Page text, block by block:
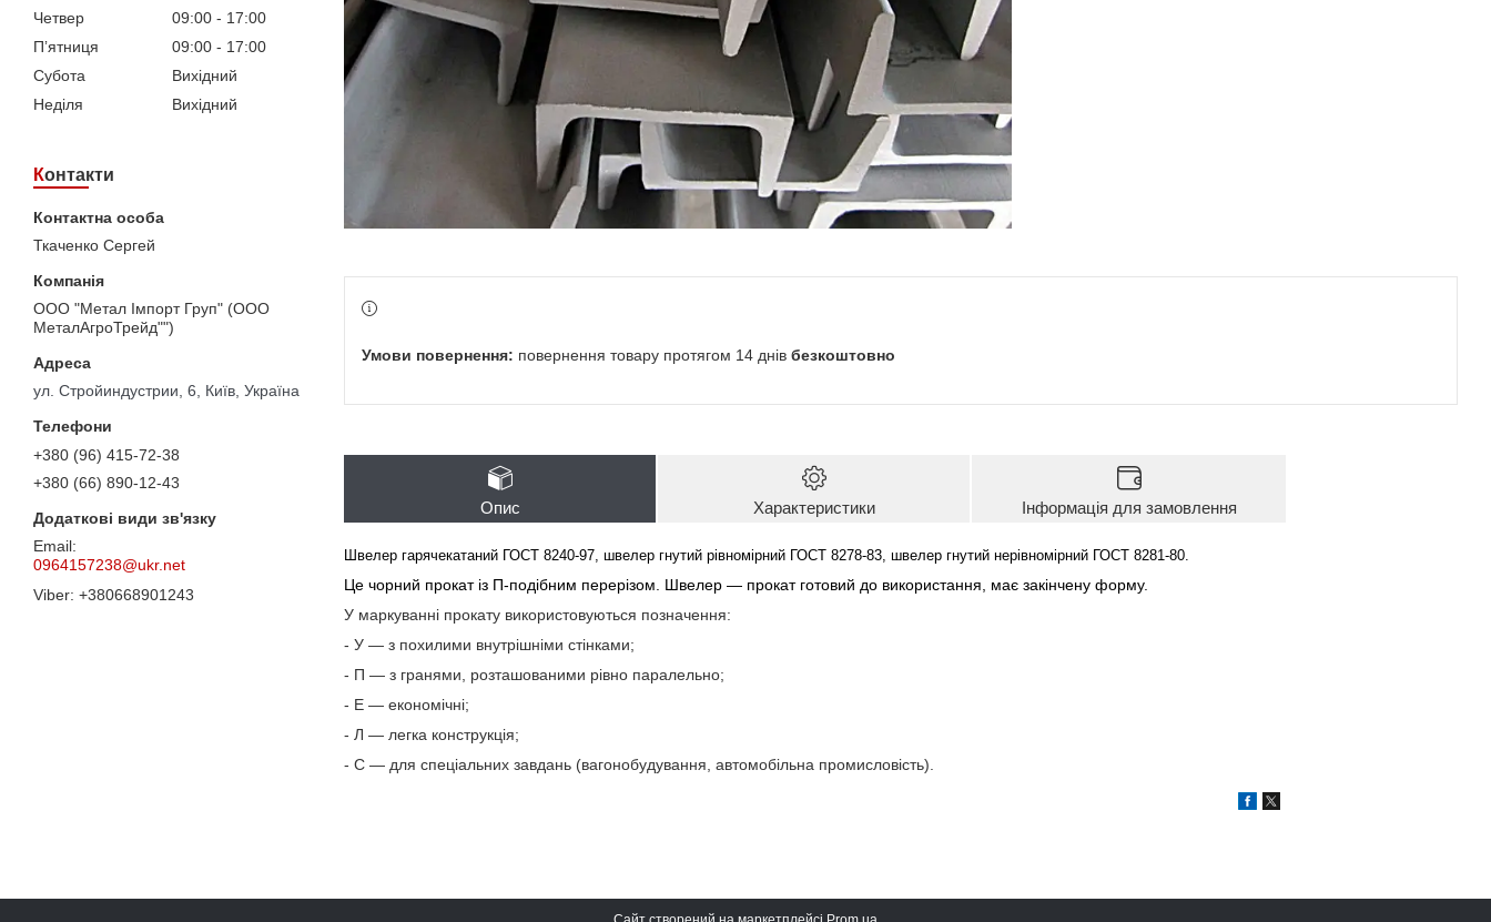
Четвер
09:00
17:00
Пʼятниця
09:00
17:00
Субота
Вихідний
Неділя
Вихідний
Контакти
Ткаченко Сергей
ООО "Метал Імпорт Груп" (ООО
МеталАгроТрейд"")
ул. Стройиндустрии, 6, Київ, Україна
+380 (96) 415-72-38
+380 (66) 890-12-43
0964157238@ukr.net
+380668901243
повернення товару протягом 14 днів безкоштовно
Опис Характеристики Інформація для замовлення
Швелер гарячекатаний ГОСТ 8240-97, швелер гнутий рівномірний ГОСТ 8278-83, швелер гнутий нерівномірний ГОСТ 8281-80.
Це чорний прокат із П-подібним перерізом. Швелер — прокат готовий до використання, має закінчену форму.
У маркуванні прокату використовуються позначення:
- У — з похилими внутрішніми стінками;
- П — з гранями, розташованими рівно паралельно;
- Е — економічні;
- Л — легка конструкція;
- С — для спеціальних завдань (вагонобудування, автомобільна промисловість).